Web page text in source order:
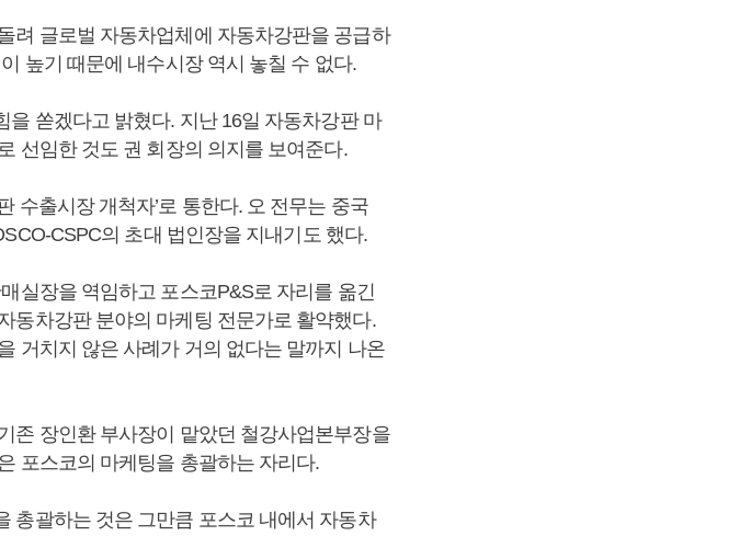
려 글로벌 자동차업체에 자동차강판을 공급하
높기 때문에 내수시장 역시 놓칠 수 없다.
쏟겠다고 밝혔다. 지난 16일 자동차강판 마
선임한 것도 권 회장의 의지를 보여준다.
수출시장 개척자’로 통한다. 오 전무는 중국
CSPC의 초대 법인장을 지내기도 했다.
실장을 역임하고 포스코P&S로 자리를 옮긴
동차강판 분야의 마케팅 전문가로 활약했다.
거치지 않은 사례가 거의 없다는 말까지 나온
존 장인환 부사장이 맡았던 철강사업본부장을
포스코의 마케팅을 총괄하는 자리다.
총괄하는 것은 그만큼 포스코 내에서 자동차